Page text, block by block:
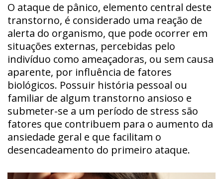
O ataque de pânico, elemento central deste
transtorno, é considerado uma reação de
alerta do organismo, que pode ocorrer em
situações externas, percebidas pelo
indivíduo como ameaçadoras, ou sem causa
aparente, por influência de fatores
biológicos. Possuir história pessoal ou
familiar de algum transtorno ansioso e
submeter-se a um período de stress são
fatores que contribuem para o aumento da
ansiedade geral e que facilitam o
desencadeamento do primeiro ataque.